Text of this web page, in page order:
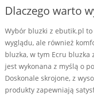
Dlaczego warto
Wybór bluzki z ebutik.pl
wyglądu, ale również
bluzka, w tym Ecru bluzka
jest wykonana z myślą o
Doskonale skrojone, z
produkty zapewniają